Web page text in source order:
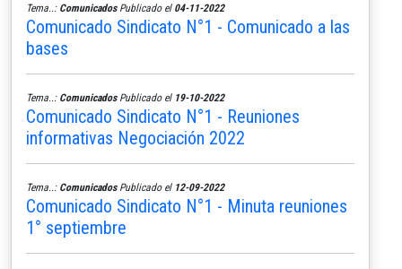
Tema..: ComunicadosPublicado el 04-11-2022
Comunicado Sindicato N°1 - Comunicado a las
bases
Tema..: ComunicadosPublicado el 19-10-2022
Comunicado Sindicato N°1 - Reuniones
informativas Negociación 2022
Tema..: ComunicadosPublicado el 12-09-2022
Comunicado Sindicato N°1 - Minuta reuniones
1° septiembre